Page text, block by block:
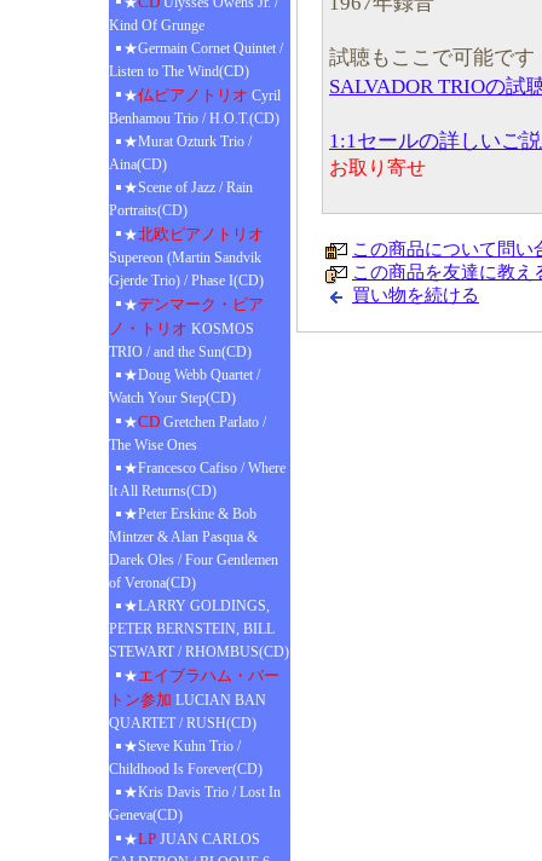
Kind Of Grunge
★Germain Cornet Quintet /
Listen to The Wind(CD)
★仏ピアノトリオ Cyril
Benhamou Trio / H.O.T.(CD)
★Murat Ozturk Trio /
Aina(CD)
★Scene of Jazz / Rain
Portraits(CD)
★北欧ピアノトリオ
Supereon (Martin Sandvik
Gjerde Trio) / Phase I(CD)
★デンマーク・ピア
ノ・トリオ KOSMOS
TRIO / and the Sun(CD)
★Doug Webb Quartet /
Watch Your Step(CD)
★CD Gretchen Parlato /
The Wise Ones
★Francesco Cafiso / Where
It All Returns(CD)
★Peter Erskine & Bob
Mintzer & Alan Pasqua &
Darek Oles / Four Gentlemen
of Verona(CD)
★LARRY GOLDINGS,
PETER BERNSTEIN, BILL
STEWART / RHOMBUS(CD)
★エイブラハム・バー
トン参加 LUCIAN BAN
QUARTET / RUSH(CD)
★Steve Kuhn Trio /
Childhood Is Forever(CD)
★Kris Davis Trio / Lost In
Geneva(CD)
★LP JUAN CARLOS
試聴もここで可能です
SALVADOR TRIOの試
1:1セールの詳しいご
お取り寄せ
この商品について問い
この商品を友達に教え
買い物を続ける